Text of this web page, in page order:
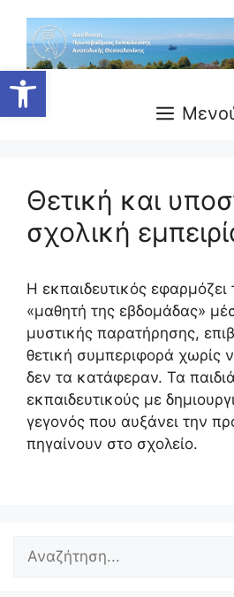
Ανοίξτε τη γραμμή εργαλείων
περιεχόμενο
Θετική και
σχολική
Η εκπαιδευτικός εφαρμόζει
«μαθητή της εβδομάδας»
μυστικής παρατήρησης,
θετική συμπεριφορά χωρίς
δεν τα κατάφεραν. Τα
εκπαιδευτικούς με
γεγονός που αυξάνει την
πηγαίνουν στο σχολείο.